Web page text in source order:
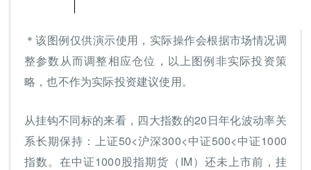
＊该图例仅供演示使用，实际操作会根据市场情况调
整参数从而调整相应仓位，以上图例非实际投资策
略，也不作为实际投资建议使用。
从挂钩不同标的来看，四大指数的20日年化波动率关
系长期保持：上证50<沪深300<中证500<中证1000
指数。在中证1000股指期货（IM）还未上市前，挂